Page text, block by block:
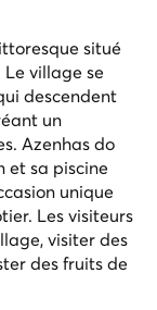
situé
village se
descendent
un
Azenhas do
et sa piscine
unique
Les visiteurs
visiter des
des fruits de